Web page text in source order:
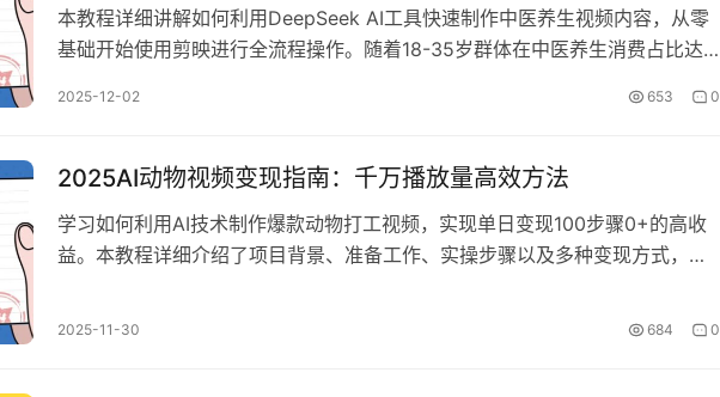
本教程详细讲解如何利用DeepSeek AI工具快速制作中医养生视频内容，从零
基础开始使用剪映进行全流程操作。随着18-35岁群体在中医养生消费占比达
骤和多种变现方式，教你十分钟制作热门养生内容，实现单日变现100步骤
2025-12-02 653 0
2025AI动物视频变现指南：千万播放量高效方法
学习如何利用AI技术制作爆款动物打工视频，实现单日变现100步骤0+的高收
益。本教程详细介绍了项目背景、准备工作、实操步骤以及多种变现方式，帮
2025-11-30 684 0